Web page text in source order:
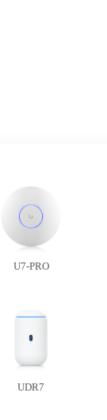
U7-PRO
UDR7